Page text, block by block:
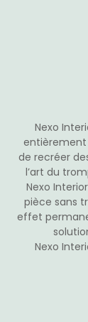
produit
Nexo
entièrement
de recréer
l’art du
Nexo
pièce sans
effet
Nexo